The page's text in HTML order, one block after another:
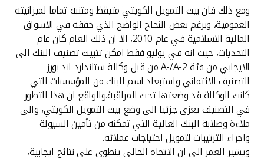
ومع ذلك فان بيت التمويل الكويتي متيقظ ومتنبه تماما لميزانيته
العمومية، وبرغم بعض النجاح الواضح الذي حققه في الاسواق
المالية الاسلامية في عام 2010، الا ان ذلك العام كان عام
التحديات، حيث انه في يوليو فقط امكن تثبيت تصنيف البنك الى
الايجابي من فئة A-/A-2 من قبل وكالة ستاندارد اند بورز
للتصنيف الائتماني واستبعاد اسم البنك من المؤسسات التي
كانت الوكالة قد وضعتها تحت المراقبة.والواقع ان هذا التطور
في التصنيف يعزى جزئيا الى وضع بيت التمويل الكويتي، والى
ملاءة وصلابة البنك العالية التي تمكنه من تأمين السيولة
واجراء الترتيبات لتمويل احتياجات عملائه.
ويشير العمر الى ان الاتجاه الحالي ينطوي على نتائج ايجابية،